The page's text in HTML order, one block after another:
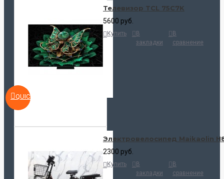
QUICKVIEW
Телевизор TCL 75C7K
5600 руб.
Купить
В
закладки
В
сравнение
Электровелосипед Maikaolin
2300 руб.
Купить
В
закладки
В
сравнение